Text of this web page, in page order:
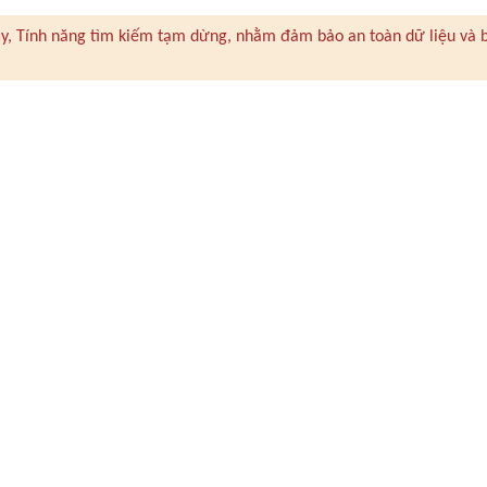
Tính năng tìm kiếm tạm dừng, nhằm đảm bảo an toàn dữ liệu và